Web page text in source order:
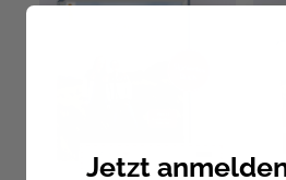
Jetzt